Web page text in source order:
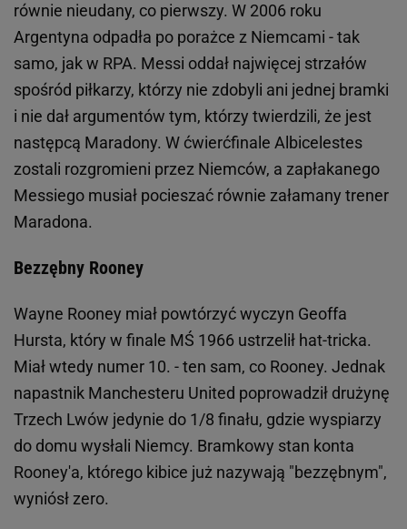
równie nieudany, co pierwszy. W 2006 roku
Argentyna odpadła po porażce z Niemcami - tak
samo, jak w RPA. Messi oddał najwięcej strzałów
spośród piłkarzy, którzy nie zdobyli ani jednej bramki
i nie dał argumentów tym, którzy twierdzili, że jest
następcą Maradony. W ćwierćfinale Albicelestes
zostali rozgromieni przez Niemców, a zapłakanego
Messiego musiał pocieszać równie załamany trener
Maradona.
Bezzębny Rooney
Wayne Rooney miał powtórzyć wyczyn Geoffa
Hursta, który w finale MŚ 1966 ustrzelił hat-tricka.
Miał wtedy numer 10. - ten sam, co Rooney. Jednak
napastnik Manchesteru United poprowadził drużynę
Trzech Lwów jedynie do 1/8 finału, gdzie wyspiarzy
do domu wysłali Niemcy. Bramkowy stan konta
Rooney'a, którego kibice już nazywają "bezzębnym",
wyniósł zero.